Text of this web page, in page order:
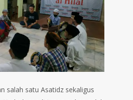
salah satu Asatidz sekaligus